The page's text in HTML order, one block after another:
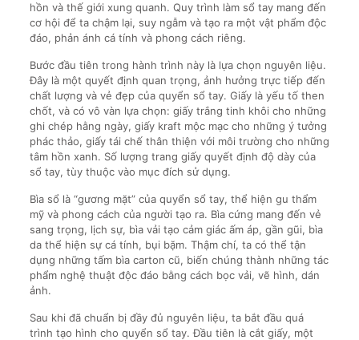
hồn và thế giới xung quanh. Quy trình làm sổ tay mang đến
cơ hội để ta chậm lại, suy ngẫm và tạo ra một vật phẩm độc
đáo, phản ánh cá tính và phong cách riêng.
Bước đầu tiên trong hành trình này là lựa chọn nguyên liệu.
Đây là một quyết định quan trọng, ảnh hưởng trực tiếp đến
chất lượng và vẻ đẹp của quyển sổ tay. Giấy là yếu tố then
chốt, và có vô vàn lựa chọn: giấy trắng tinh khôi cho những
ghi chép hằng ngày, giấy kraft mộc mạc cho những ý tưởng
phác thảo, giấy tái chế thân thiện với môi trường cho những
tâm hồn xanh. Số lượng trang giấy quyết định độ dày của
sổ tay, tùy thuộc vào mục đích sử dụng.
Bìa sổ là “gương mặt” của quyển sổ tay, thể hiện gu thẩm
mỹ và phong cách của người tạo ra. Bìa cứng mang đến vẻ
sang trọng, lịch sự, bìa vải tạo cảm giác ấm áp, gần gũi, bìa
da thể hiện sự cá tính, bụi bặm. Thậm chí, ta có thể tận
dụng những tấm bìa carton cũ, biến chúng thành những tác
phẩm nghệ thuật độc đáo bằng cách bọc vải, vẽ hình, dán
ảnh.
Sau khi đã chuẩn bị đầy đủ nguyên liệu, ta bắt đầu quá
trình tạo hình cho quyển sổ tay. Đầu tiên là cắt giấy, một